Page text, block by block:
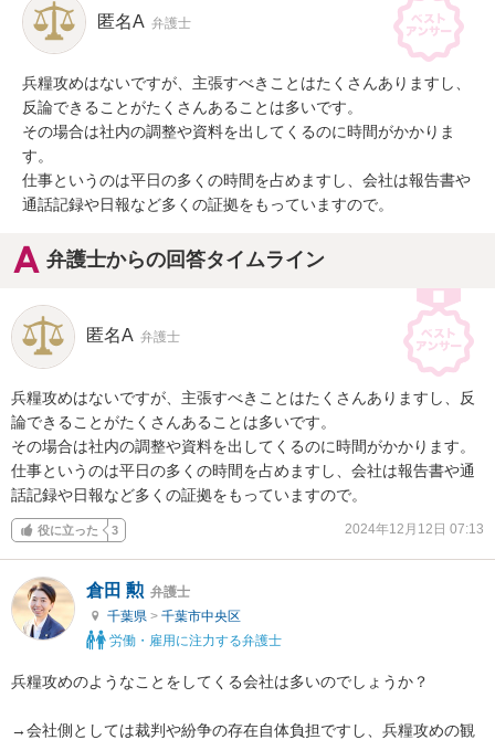
匿名A 弁護士
兵糧攻めはないですが、主張すべきことはたくさんありますし、
反論できることがたくさんあることは多いです。
その場合は社内の調整や資料を出してくるのに時間がかかりま
す。
仕事というのは平日の多くの時間を占めますし、会社は報告書や
通話記録や日報など多くの証拠をもっていますので。
弁護士からの回答タイムライン
匿名A 弁護士
兵糧攻めはないですが、主張すべきことはたくさんありますし、反
論できることがたくさんあることは多いです。
その場合は社内の調整や資料を出してくるのに時間がかかります。
仕事というのは平日の多くの時間を占めますし、会社は報告書や通
話記録や日報など多くの証拠をもっていますので。
役に立った 3 2024年12月12日 07:13
倉田 勲 弁護士
千葉県 > 千葉市中央区
労働・雇用に注力する弁護士
兵糧攻めのようなことをしてくる会社は多いのでしょうか？
→会社側としては裁判や紛争の存在自体負担ですし、兵糧攻めの観